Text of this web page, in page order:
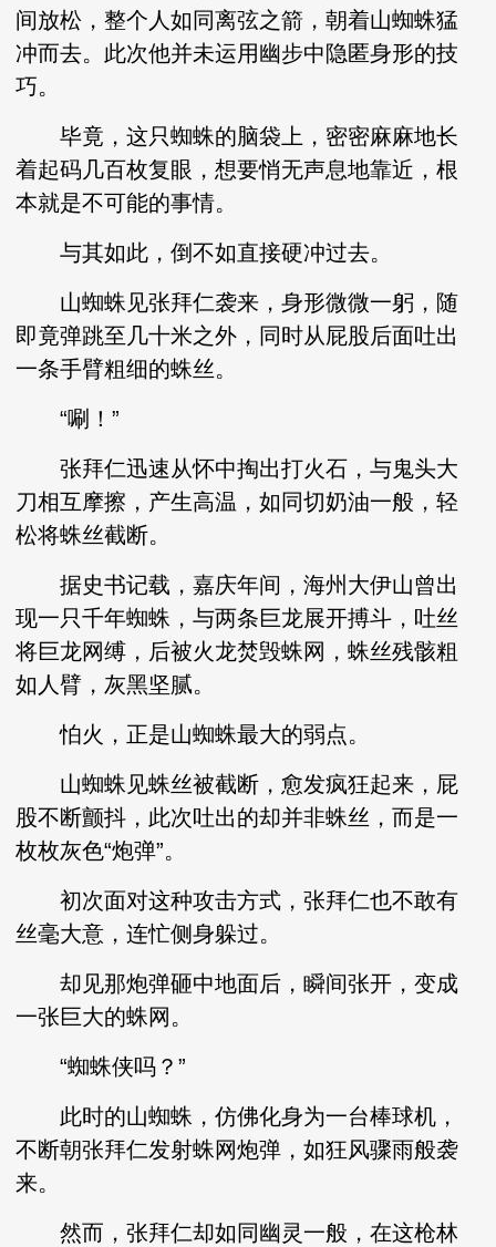
间放松，整个人如同离弦之箭，朝着山蜘蛛猛
冲而去。此次他并未运用幽步中隐匿身形的技
巧。
毕竟，这只蜘蛛的脑袋上，密密麻麻地长
着起码几百枚复眼，想要悄无声息地靠近，根
本就是不可能的事情。
与其如此，倒不如直接硬冲过去。
山蜘蛛见张拜仁袭来，身形微微一躬，随
即竟弹跳至几十米之外，同时从屁股后面吐出
一条手臂粗细的蛛丝。
“唰！”
张拜仁迅速从怀中掏出打火石，与鬼头大
刀相互摩擦，产生高温，如同切奶油一般，轻
松将蛛丝截断。
据史书记载，嘉庆年间，海州大伊山曾出
现一只千年蜘蛛，与两条巨龙展开搏斗，吐丝
将巨龙网缚，后被火龙焚毁蛛网，蛛丝残骸粗
如人臂，灰黑坚腻。
怕火，正是山蜘蛛最大的弱点。
山蜘蛛见蛛丝被截断，愈发疯狂起来，屁
股不断颤抖，此次吐出的却并非蛛丝，而是一
枚枚灰色“炮弹”。
初次面对这种攻击方式，张拜仁也不敢有
丝毫大意，连忙侧身躲过。
却见那炮弹砸中地面后，瞬间张开，变成
一张巨大的蛛网。
“蜘蛛侠吗？”
此时的山蜘蛛，仿佛化身为一台棒球机，
不断朝张拜仁发射蛛网炮弹，如狂风骤雨般袭
来。
然而，张拜仁却如同幽灵一般，在这枪林